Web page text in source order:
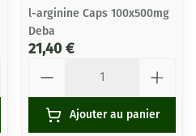
l-arginine Caps 100x500mg
Deba
21,40 €
Ajouter au panier